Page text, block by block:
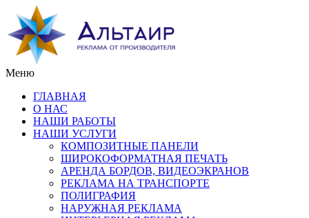
Меню
ГЛАВНАЯ
О НАС
НАШИ РАБОТЫ
НАШИ УСЛУГИ
КОМПОЗИТНЫЕ ПАНЕЛИ
ШИРОКОФОРМАТНАЯ ПЕЧАТЬ
АРЕНДА БОРДОВ, ВИДЕОЭКРАНОВ
РЕКЛАМА НА ТРАНСПОРТЕ
ПОЛИГРАФИЯ
НАРУЖНАЯ РЕКЛАМА